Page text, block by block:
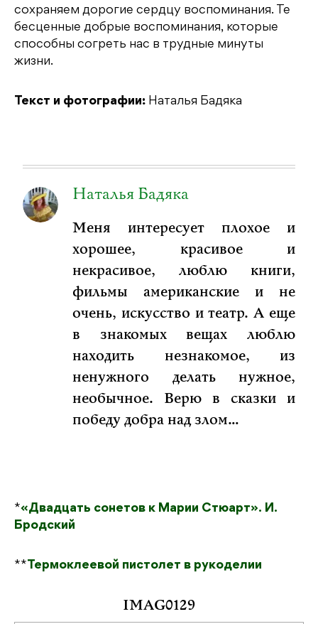
сохраняем дорогие сердцу воспоминания. Те
бесценные добрые воспоминания, которые
способны согреть нас в трудные минуты
жизни.
Текст и фотографии: Наталья Бадяка
Наталья Бадяка
Меня интересует плохое и
хорошее, красивое и
некрасивое, люблю книги,
фильмы американские и не
очень, искусство и театр. А еще
в знакомых вещах люблю
находить незнакомое, из
ненужного делать нужное,
необычное. Верю в сказки и
победу добра над злом…
*«Двадцать сонетов к Марии Стюарт». И.
Бродский
** Термоклеевой пистолет в рукоделии
IMAG0129